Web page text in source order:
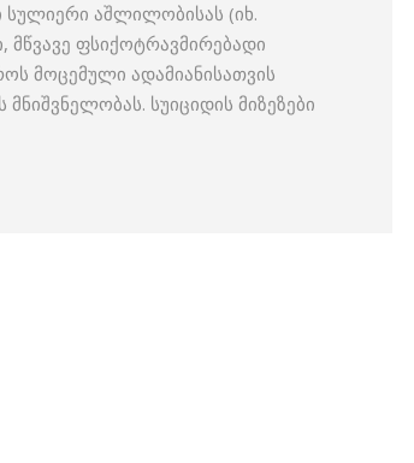
სულიერი აშლილობისას (იხ.
მწვავე ფსიქოტრავმირებადი
მოცემული ადამიანისათვის
სუიციდის მიზეზები